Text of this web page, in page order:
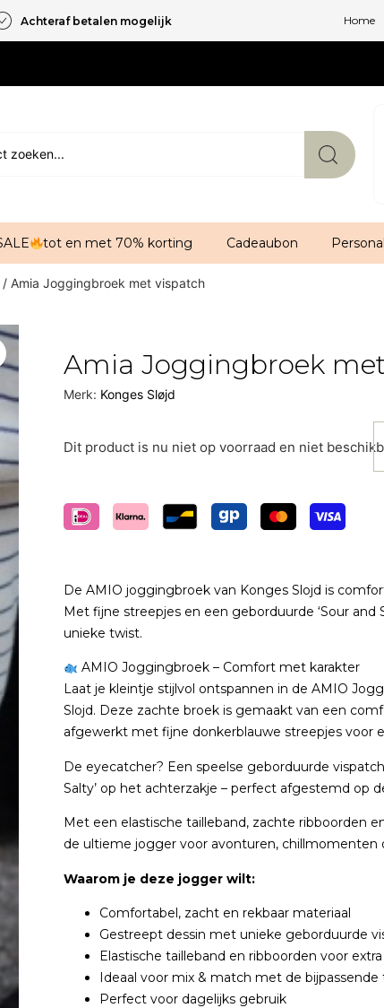
Achteraf betalen mogelijk Home
tot en met 70% korting Cadeaubon
/ Amia Joggingbroek met vispatch
Amia Joggingbroek
Merk: Konges Sløjd
Dit product is nu niet op voorraad en niet
De AMIO joggingbroek van Konges Slojd is
Met fijne streepjes en een geborduurde ‘Sour and
unieke twist.
AMIO Joggingbroek – Comfort met karakter
Laat je kleintje stijlvol ontspannen in de AMIO
Slojd. Deze zachte broek is gemaakt van een
afgewerkt met fijne donkerblauwe streepjes voor
De eyecatcher? Een speelse geborduurde
Salty’ op het achterzakje – perfect afgestemd op
Met een elastische tailleband, zachte ribboorden
de ultieme jogger voor avonturen, chillmomenten
Waarom je deze jogger wilt:
Comfortabel, zacht en rekbaar materiaal
Gestreept dessin met unieke geborduurde
Elastische tailleband en ribboorden voor
Ideaal voor mix & match met de bijpassende
Perfect voor dagelijks gebruik